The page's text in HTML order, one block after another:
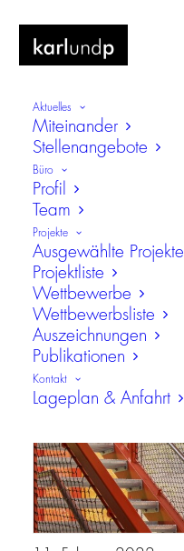
Aktuelles
Miteinander
Stellenangebote
Büro
Profil
Team
Projekte
Ausgewählte Projekte
Projektliste
Wettbewerbe
Wettbewerbsliste
Auszeichnungen
Publikationen
Kontakt
Lageplan & Anfahrt
mokib